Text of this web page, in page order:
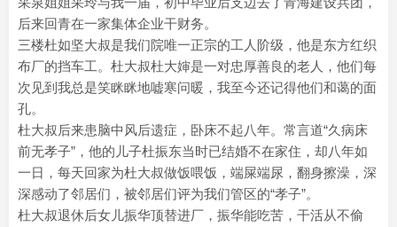
后来回青在一家集体企业干财务。
三楼杜如坚大叔是我们院唯一正宗的工人阶级，他是东方红织
布厂的挡车工。杜大叔杜大婶是一对忠厚善良的老人，他们每
次见到我总是笑眯眯地嘘寒问暖，我至今还记得他们和蔼的面
孔。
杜大叔后来患脑中风后遗症，卧床不起八年。常言道“久病床
前无孝子”，他的儿子杜振东当时已结婚不在家住，却八年如
一日，每天回家为杜大叔做饭喂饭，端屎端尿，翻身擦澡，深
深感动了邻居们，被邻居们评为我们管区的“孝子”。
杜大叔退休后女儿振华顶替进厂，振华能吃苦，干活从不偷